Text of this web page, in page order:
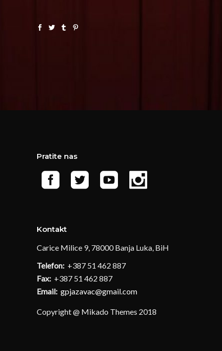
Pratite nas
Kontakt
Carice Milice 9, 78000 Banja Luka, BiH
Telefon: +387 51 462 887
Fax: +387 51 462 887
Email: gpjazavac@gmail.com
Copyright @ Mikado Themes 2018